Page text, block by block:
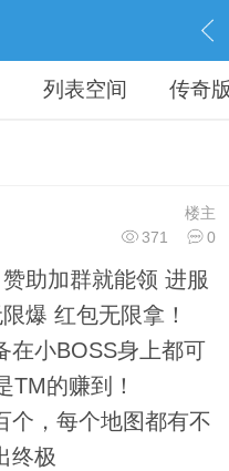
列表空间 传奇
楼主
371
0
助加群就能领 进服
爆 红包无限拿！
在小BOSS身上都可
TM的赚到！
个，每个地图都有不
终极